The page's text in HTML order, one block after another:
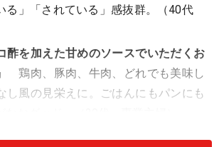
る」「されている」感抜群。（40代
酢を加えた甘めのソースでいただくお
鶏肉、豚肉、牛肉、どれでも美味し
し風の見栄えに。ごはんにもパンにも